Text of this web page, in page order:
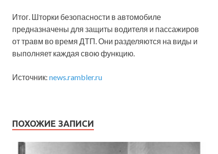
Итог. Шторки безопасности в автомобиле
предназначены для защиты водителя и пассажиров
от травм во время ДТП. Они разделяются на виды и
выполняет каждая свою функцию.
Источник: news.rambler.ru
ПОХОЖИЕ ЗАПИСИ